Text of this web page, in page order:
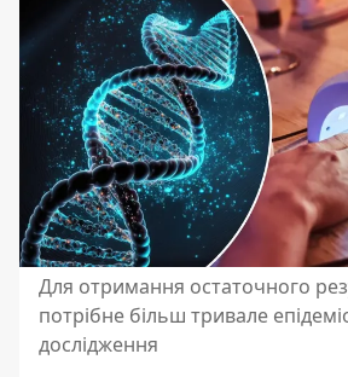
Для отримання остаточного
потрібне більш тривале
дослідження